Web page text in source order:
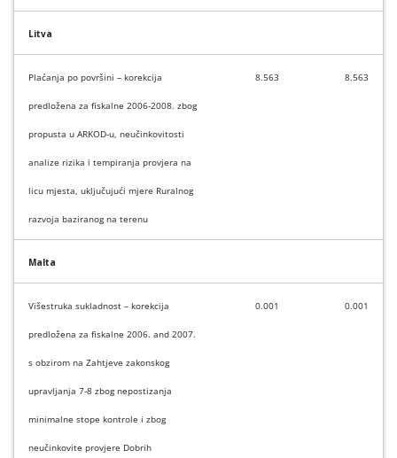
Litva
Plaćanja po površini – korekcija
predložena za fiskalne 2006-2008. zbog
propusta u ARKOD-u, neučinkovitosti
analize rizika i tempiranja provjera na
licu mjesta, uključujući mjere Ruralnog
razvoja baziranog na terenu
8.563 8.563
Malta
Višestruka sukladnost – korekcija
predložena za fiskalne 2006. and 2007.
s obzirom na Zahtjeve zakonskog
upravljanja 7-8 zbog nepostizanja
minimalne stope kontrole i zbog
neučinkovite provjere Dobrih
0.001 0.001